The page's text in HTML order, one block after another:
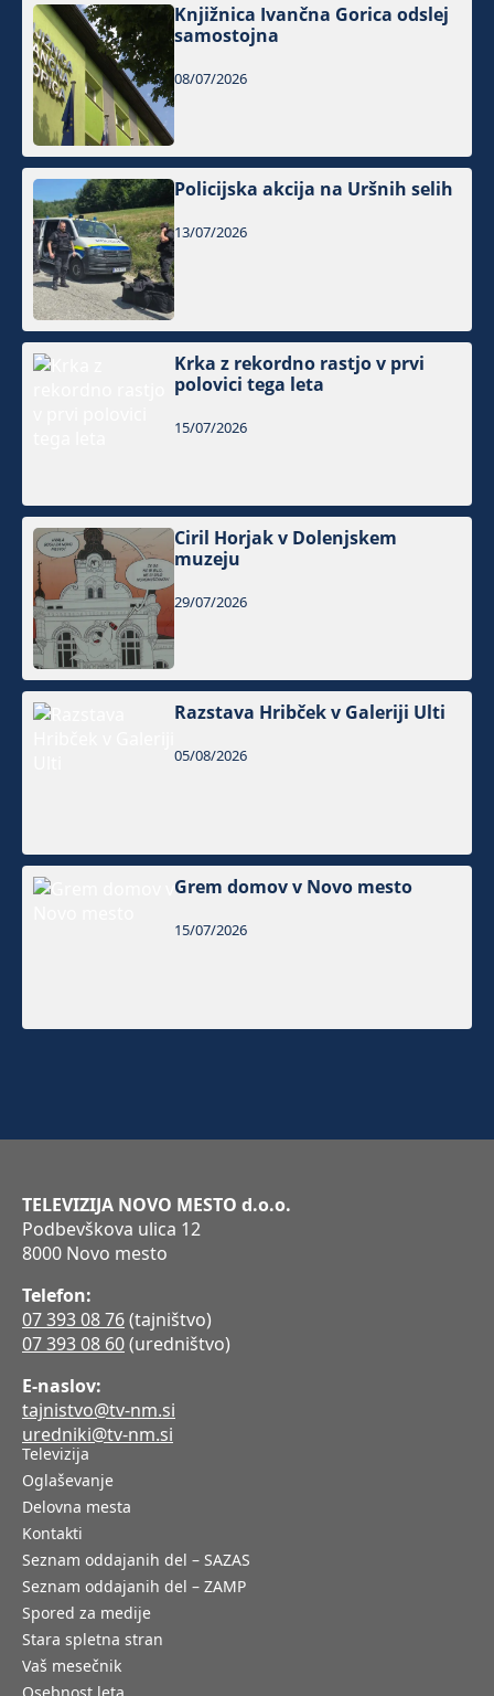
Knjižnica Ivančna Gorica odslej
samostojna
08/07/2026
Policijska akcija na Uršnih selih
13/07/2026
Krka z rekordno rastjo v prvi
polovici tega leta
15/07/2026
Ciril Horjak v Dolenjskem
muzeju
29/07/2026
Razstava Hribček v Galeriji Ulti
05/08/2026
Grem domov v Novo mesto
15/07/2026
TELEVIZIJA NOVO MESTO d.o.o.
Podbevškova ulica 12
8000 Novo mesto
Telefon:
07 393 08 76(tajništvo)
07 393 08 60(uredništvo)
E-naslov:
tajnistvo@tv-nm.si
uredniki@tv-nm.si
Televizija
Oglaševanje
Delovna mesta
Kontakti
Seznam oddajanih del – SAZAS
Seznam oddajanih del – ZAMP
Spored za medije
Stara spletna stran
Vaš mesečnik